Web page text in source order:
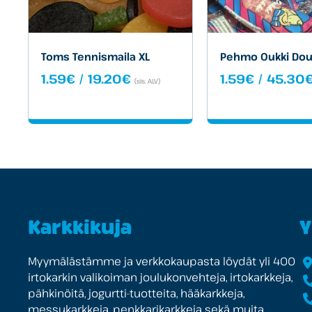
Toms Tennismaila XL
1.59€ / 19.20€Hintaluokka:
19.20€
(sis. ALV)
Pehmo Oukki
1.59€ / 45.30
Karkkikuja
Myymälästämme ja verkkokaupasta löydät yli 400
irtokarkin valikoiman joulukonvehteja, irtokarkkeja,
pähkinöitä, jogurtti-tuotteita, hääkarkkeja,
messukarkkeja, penkkarikarkkeja sekä muita